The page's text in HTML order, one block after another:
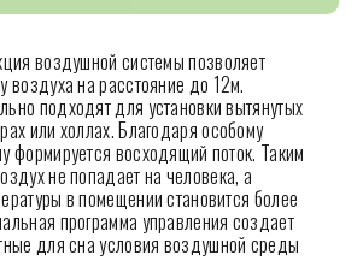
воздушной системы позволяет
воздуха на расстояние до 12м.
подходят для установки вытянутых
или холлах. Благодаря особому
формируется восходящий поток. Таким
не попадает на человека, а
в помещении становится более
программа управления создает
для сна условия воздушной среды